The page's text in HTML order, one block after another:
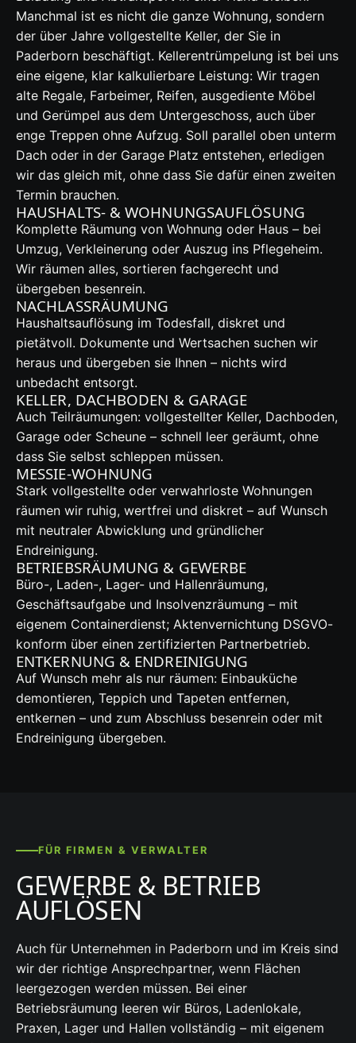
Manchmal ist es nicht die ganze Wohnung, sondern
der über Jahre vollgestellte Keller, der Sie in
Paderborn beschäftigt. Kellerentrümpelung ist bei uns
eine eigene, klar kalkulierbare Leistung: Wir tragen
alte Regale, Farbeimer, Reifen, ausgediente Möbel
und Gerümpel aus dem Untergeschoss, auch über
enge Treppen ohne Aufzug. Soll parallel oben unterm
Dach oder in der Garage Platz entstehen, erledigen
wir das gleich mit, ohne dass Sie dafür einen zweiten
Termin brauchen.
HAUSHALTS- & WOHNUNGSAUFLÖSUNG
Komplette Räumung von Wohnung oder Haus – bei
Umzug, Verkleinerung oder Auszug ins Pflegeheim.
Wir räumen alles, sortieren fachgerecht und
übergeben besenrein.
NACHLASSRÄUMUNG
Haushaltsauflösung im Todesfall, diskret und
pietätvoll. Dokumente und Wertsachen suchen wir
heraus und übergeben sie Ihnen – nichts wird
unbedacht entsorgt.
KELLER, DACHBODEN & GARAGE
Auch Teilräumungen: vollgestellter Keller, Dachboden,
Garage oder Scheune – schnell leer geräumt, ohne
dass Sie selbst schleppen müssen.
MESSIE-WOHNUNG
Stark vollgestellte oder verwahrloste Wohnungen
räumen wir ruhig, wertfrei und diskret – auf Wunsch
mit neutraler Abwicklung und gründlicher
Endreinigung.
BETRIEBSRÄUMUNG & GEWERBE
Büro-, Laden-, Lager- und Hallenräumung,
Geschäftsaufgabe und Insolvenzräumung – mit
eigenem Containerdienst; Aktenvernichtung DSGVO-
konform über einen zertifizierten Partnerbetrieb.
ENTKERNUNG & ENDREINIGUNG
Auf Wunsch mehr als nur räumen: Einbauküche
demontieren, Teppich und Tapeten entfernen,
entkernen – und zum Abschluss besenrein oder mit
Endreinigung übergeben.
FÜR FIRMEN & VERWALTER
GEWERBE & BETRIEB
AUFLÖSEN
Auch für Unternehmen in Paderborn und im Kreis sind
wir der richtige Ansprechpartner, wenn Flächen
leergezogen werden müssen. Bei einer
Betriebsräumung leeren wir Büros, Ladenlokale,
Praxen, Lager und Hallen vollständig – mit eigenem